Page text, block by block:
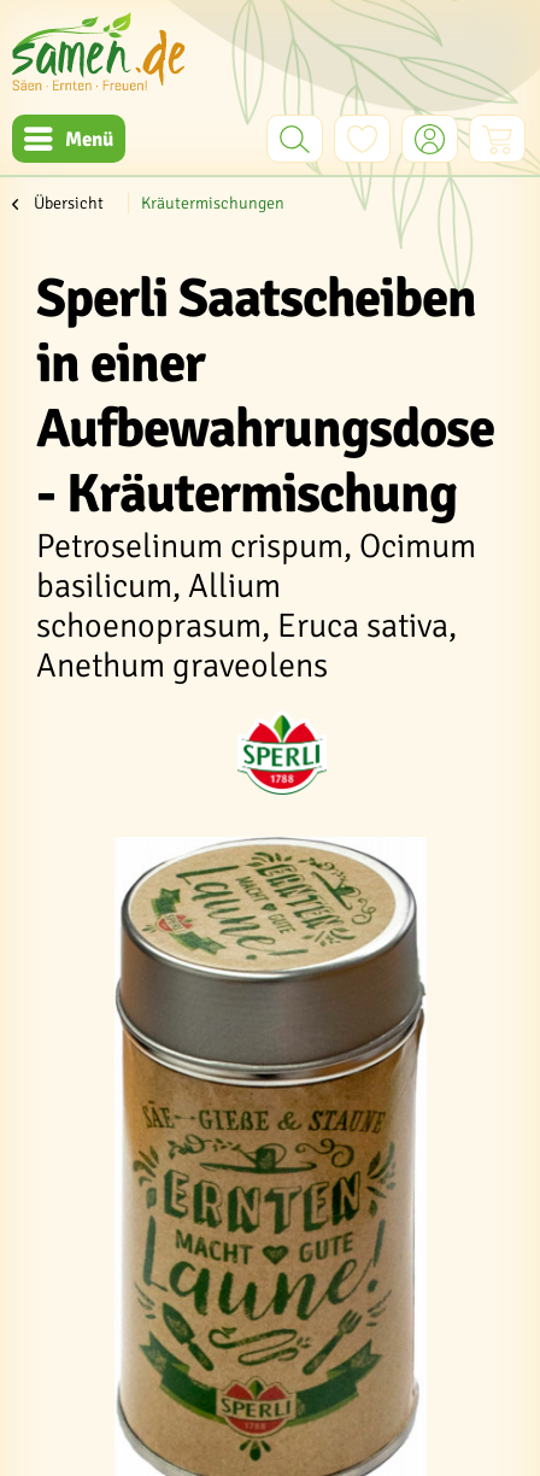
Menü
Übersicht Kräutermischungen
Sperli Saatscheiben
in einer
Aufbewahrungsdose
- Kräutermischung
Petroselinum crispum, Ocimum
basilicum, Allium
schoenoprasum, Eruca sativa,
Anethum graveolens